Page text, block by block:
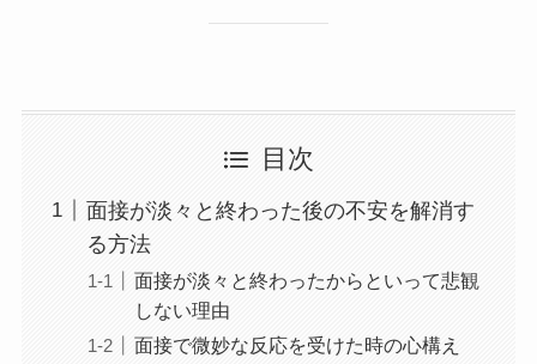
目次
面接が淡々と終わった後の不安を解消す
る方法
面接が淡々と終わったからといって悲観
しない理由
面接で微妙な反応を受けた時の心構え